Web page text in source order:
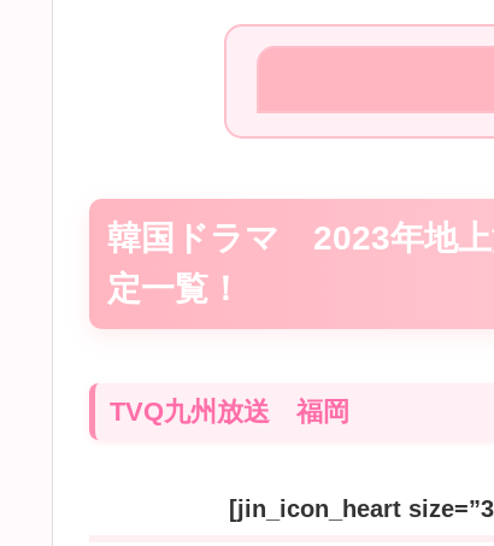
韓国ドラマ 2023年地上
定一覧！
TVQ九州放送 福岡
[jin_icon_heart